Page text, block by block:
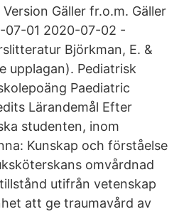
Gäller fr.o.m. Gäller
07-01 2020-07-02 -
Björkman, E. &
upplagan). Pediatrisk
Paediatric
Lärandemål Efter
studenten, inom
Kunskap och förståelse
omvårdnad
utifrån vetenskap
att ge traumavård av